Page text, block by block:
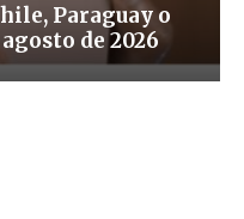
Paraguay o
de 2026